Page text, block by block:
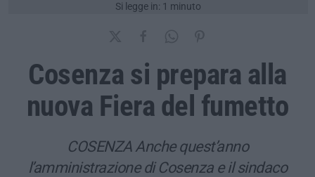
Si legge in: 1 minuto
Cosenza si prepara alla
nuova Fiera del fumetto
COSENZA Anche quest’anno
l’amministrazione di Cosenza e il sindaco